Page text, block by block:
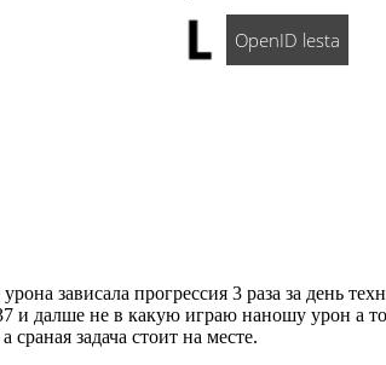
OpenID lesta
зависала прогрессия 3 раза за день
и далше не в какую играю наношу урон а
задача стоит на месте.